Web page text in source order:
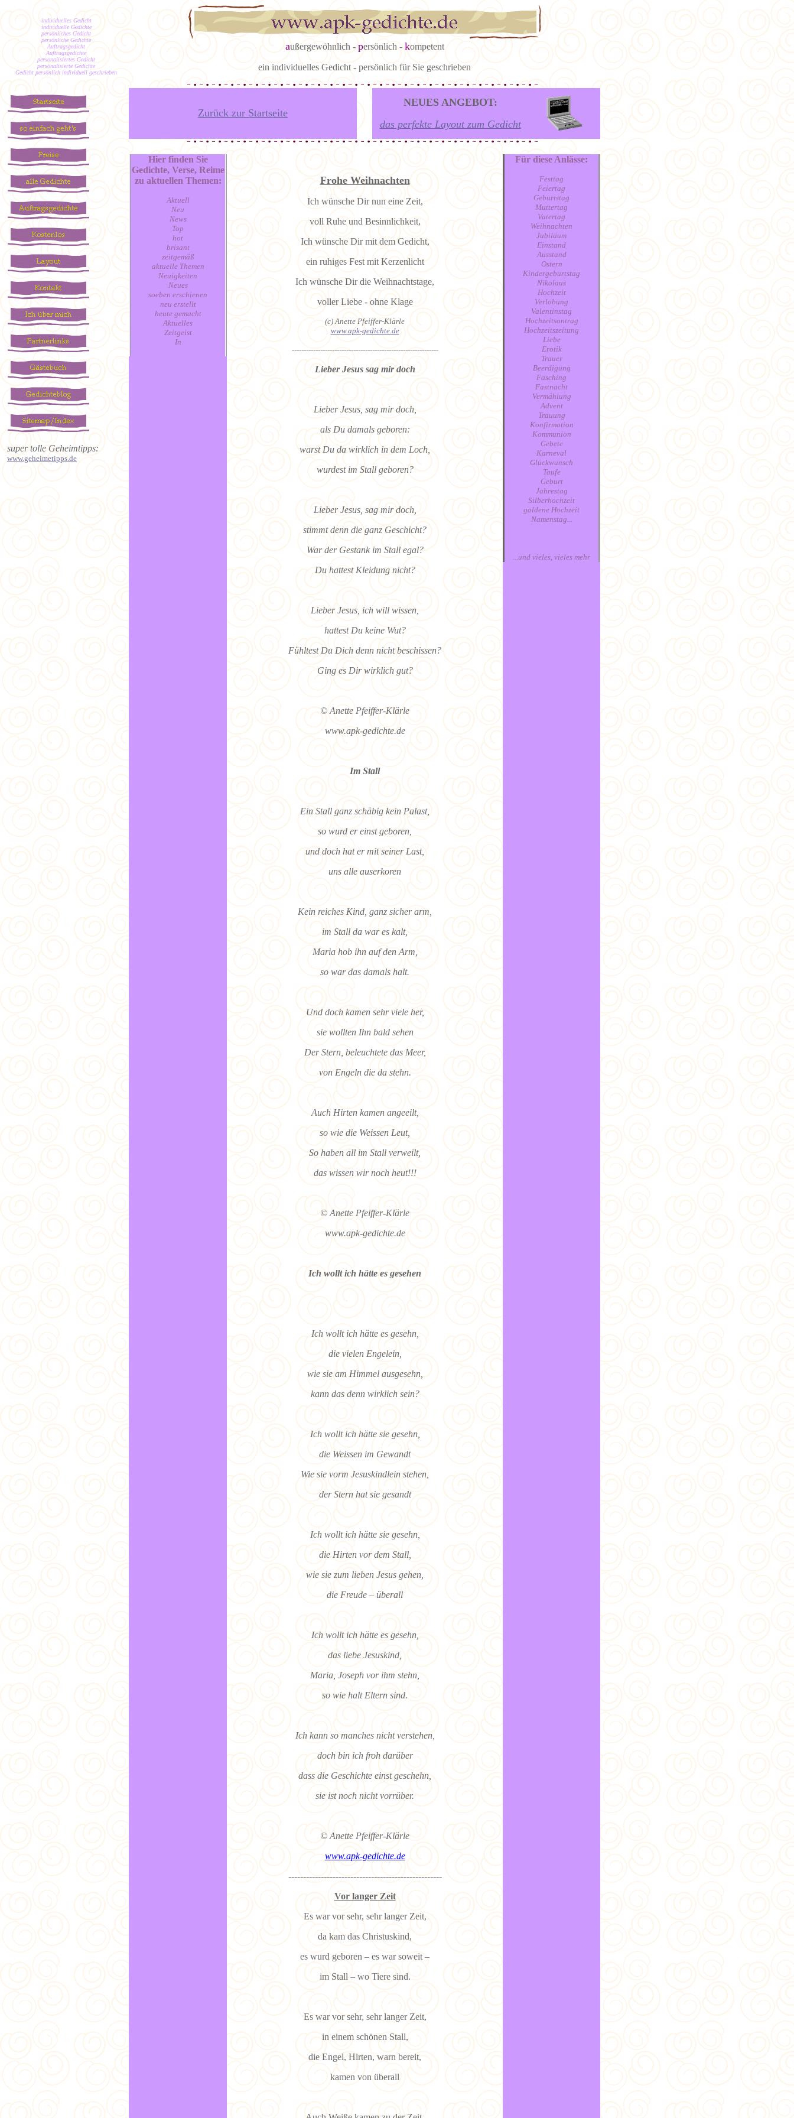
individuelles Gedicht
individuelle Gedichte
persönliches Gedicht
persönliche Gedichte
Auftragsgedicht
Auftragsgedichte
personalisiertes Gedicht
persönalisierte Gedichte
Gedicht persönlich individuell geschrieben
außergewöhnlich -persönlich -kompetent
ein individuelles Gedicht - persönlich für Sie geschrieben
super tolle Geheimtipps:
www.geheimetipps.de
Zurück zur Startseite
NEUES ANGEBOT:
das perfekte Layout zum Gedicht
Hier finden Sie
Gedichte, Verse, Reime
zu aktuellen Themen:
Aktuell
Neu
News
Top
hot
brisant
zeitgemäß
aktuelle Themen
Neuigkeiten
Neues
soeben erschienen
neu erstellt
heute gemacht
Aktuelles
Zeitgeist
In
Frohe Weihnachten
Ich wünsche Dir nun eine Zeit,
voll Ruhe und Besinnlichkeit,
Ich wünsche Dir mit dem Gedicht,
ein ruhiges Fest mit Kerzenlicht
Ich wünsche Dir die Weihnachtstage,
voller Liebe - ohne Klage
(c) Anette Pfeiffer-Klärle
www.apk-gedichte.de
--------------------------------------------------------------
Lieber Jesus sag mir doch
Lieber Jesus, sag mir doch,
als Du damals geboren:
warst Du da wirklich in dem Loch,
wurdest im Stall geboren?
Lieber Jesus, sag mir doch,
stimmt denn die ganz Geschicht?
War der Gestank im Stall egal?
Du hattest Kleidung nicht?
Lieber Jesus, ich will wissen,
hattest Du keine Wut?
Fühltest Du Dich denn nicht beschissen?
Ging es Dir wirklich gut?
© Anette Pfeiffer-Klärle
www.apk-gedichte.de
Im Stall
Ein Stall ganz schäbig kein Palast,
so wurd er einst geboren,
und doch hat er mit seiner Last,
uns alle auserkoren
Kein reiches Kind, ganz sicher arm,
im Stall da war es kalt,
Maria hob ihn auf den Arm,
so war das damals halt.
Und doch kamen sehr viele her,
sie wollten Ihn bald sehen
Der Stern, beleuchtete das Meer,
von Engeln die da stehn.
Auch Hirten kamen angeeilt,
so wie die Weissen Leut,
So haben all im Stall verweilt,
das wissen wir noch heut!!!
© Anette Pfeiffer-Klärle
www.apk-gedichte.de
Ich wollt ich hätte es gesehen
Ich wollt ich hätte es gesehn,
die vielen Engelein,
wie sie am Himmel ausgesehn,
kann das denn wirklich sein?
Ich wollt ich hätte sie gesehn,
die Weissen im Gewandt
Wie sie vorm Jesuskindlein stehen,
der Stern hat sie gesandt
Ich wollt ich hätte sie gesehn,
die Hirten vor dem Stall,
wie sie zum lieben Jesus gehen,
die Freude – überall
Ich wollt ich hätte es gesehn,
das liebe Jesuskind,
Maria, Joseph vor ihm stehn,
so wie halt Eltern sind.
Ich kann so manches nicht verstehen,
doch bin ich froh darüber
dass die Geschichte einst geschehn,
sie ist noch nicht vorrüber.
© Anette Pfeiffer-Klärle
www.apk-gedichte.de
----------------------------------------------------
Vor langer Zeit
Es war vor sehr, sehr langer Zeit,
da kam das Christuskind,
es wurd geboren – es war soweit –
im Stall – wo Tiere sind.
Es war vor sehr, sehr langer Zeit,
in einem schönen Stall,
die Engel, Hirten, warn bereit,
kamen von überall
Für diese Anlässe:
Festtag
Feiertag
Geburtstag
Muttertag
Vatertag
Weihnachten
Jubiläum
Einstand
Ausstand
Ostern
Kindergeburtstag
Nikolaus
Hochzeit
Verlobung
Valentinstag
Hochzeitsantrag
Hochzeitszeitung
Liebe
Erotik
Trauer
Beerdigung
Fasching
Fastnacht
Vermählung
Advent
Trauung
Konfirmation
Kommunion
Gebete
Karneval
Glückwunsch
Taufe
Geburt
Jahrestag
Silberhochzeit
goldene Hochzeit
Namenstag...
...und vieles, vieles mehr